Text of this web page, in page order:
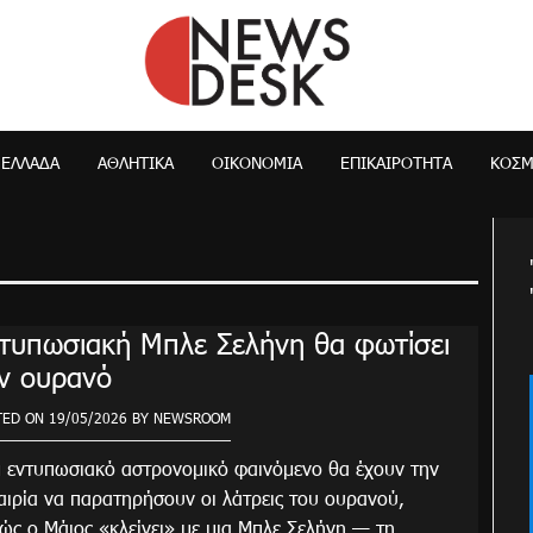
NewsDesk
ΕΛΛΆΔΑ ΑΘΛΗΤΙΚΑ ΟΙΚΟΝΟΜΊΑ ΕΠΙΚΑΙΡΌΤΗΤΑ
Μπλε Σελήνη θα φωτίσει
ουρανό
ON 19/05/2026 BY NEWSROOM
αστρονομικό φαινόμενο θα έχουν την
να παρατηρήσουν οι λάτρεις του ουρανού,
ο Μάιος «κλείνει» με μια Μπλε Σελήνη — τη